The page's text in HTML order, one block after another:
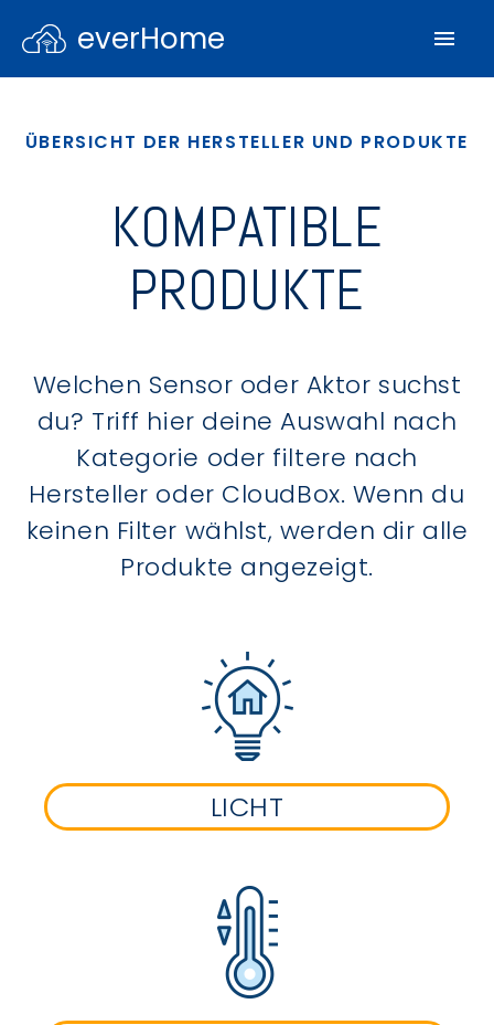
everHome
ÜBERSICHT DER HERSTELLER UND PRODUKTE
KOMPATIBLE
PRODUKTE
Welchen Sensor oder Aktor suchst
du? Triff hier deine Auswahl nach
Kategorie oder filtere nach
Hersteller oder CloudBox. Wenn du
keinen Filter wählst, werden dir alle
Produkte angezeigt.
LICHT